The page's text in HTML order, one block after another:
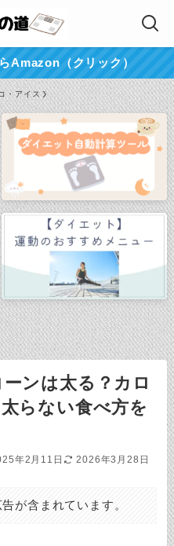
Amazon（クリック）
・アイス
ンは太る？カロ
らない食べ方を
年2月11日 2026年3月28日
が含まれています。